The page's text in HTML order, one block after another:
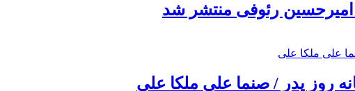
امیرحسین رئوفی منتشر شد
روز پدر / صنما علی ملکا علی